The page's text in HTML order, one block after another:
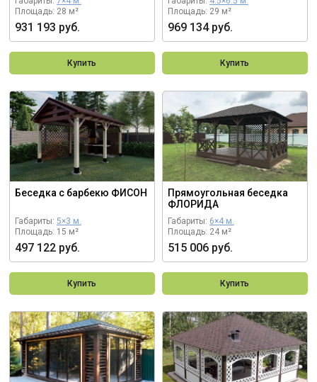
Площадь: 28 м²
931 193 руб.
Купить
Площадь: 29 м²
969 134 руб.
Купить
Беседка с барбекю ФИСОН
Габариты: 5×3 м.
Площадь: 15 м²
497 122 руб.
Купить
Прямоугольная беседка
ФЛОРИДА
Габариты: 6×4 м.
Площадь: 24 м²
515 006 руб.
Купить